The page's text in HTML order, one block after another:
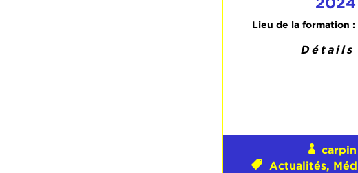
Lieu de la formation
Détails
carpin
Actualités,